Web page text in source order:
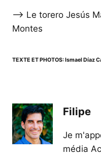
–> Le torero Jesús
Montes
TEXTE ET PHOTOS: Ismael Díaz
Filipe
Je
média